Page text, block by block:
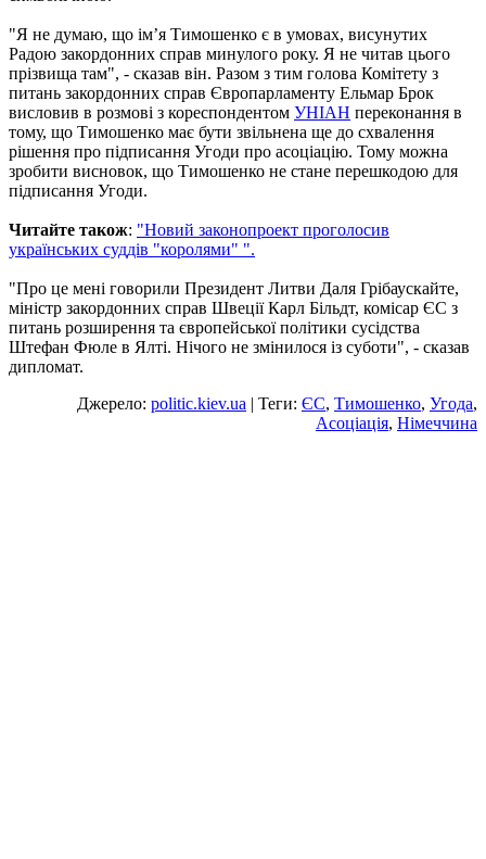
"Я не думаю, що ім’я Тимошенко є в умовах, висунутих
Радою закордонних справ минулого року. Я не читав цього
прізвища там", - сказав він. Разом з тим голова Комітету з
питань закордонних справ Європарламенту Ельмар Брок
висловив в розмові з кореспондентом УНІАН переконання в
тому, що Тимошенко має бути звільнена ще до схвалення
рішення про підписання Угоди про асоціацію. Тому можна
зробити висновок, що Тимошенко не стане перешкодою для
підписання Угоди.
Читайте також: "Новий законопроект проголосив
українських суддів "королями" ".
"Про це мені говорили Президент Литви Даля Грібаускайте,
міністр закордонних справ Швеції Карл Більдт, комісар ЄС з
питань розширення та європейської політики сусідства
Штефан Фюле в Ялті. Нічого не змінилося із суботи", - сказав
дипломат.
Джерело: politic.kiev.ua | Теги: ЄС, Тимошенко, Угода,
Асоціація, Німеччина